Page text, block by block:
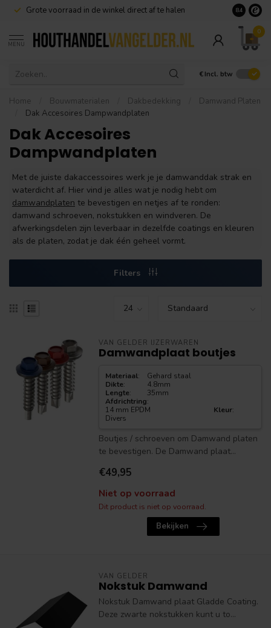
Grote voorraad in de winkel direct af te halen 8.4
MENU
0
€ Incl. btw
Home Bouwmaterialen Dakbedekking
Damwand Platen
Dak Accesoires Dampwandplaten
Dak Accesoires
Dampwandplaten
Met de juiste dakaccessoires werk je je damwanddak strak en
waterdicht af. Hier vind je alles wat je nodig hebt om
damwandplaten te bevestigen en netjes af te ronden:
damwand schroeven, nokstukken en windveren. De
afwerkingsdelen zijn leverbaar in dezelfde coatings en kleuren
als de platen, zodat je dak één geheel vormt.
Filters
VAN GELDER IJZERWAREN
Damwandplaat boutjes
Materiaal:
Gehard staal
Dikte:
4.8mm
Lengte:
35mm
Afdrichtring:
14 mm EPDM
Kleur:
Divers
Boutjes / schroeven om Damwand platen
te bevestigen. De Damwand plaat...
€49,95
Niet op voorraad
Dit product is niet op voorraad.
Bekijken
VAN GELDER
Nokstuk Damwand
Nokstuk Damwand plaat Gladde Coating.
Deze zwarte nokstukken kunt u to...